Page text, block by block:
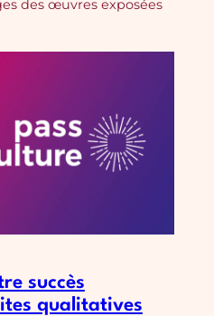
des œuvres exposées
succès
qualitatives